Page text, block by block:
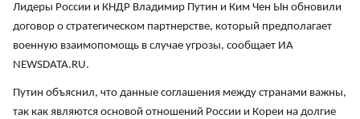
Лидеры России и КНДР Владимир Путин и Ким Чен Ын обновили
договор о стратегическом партнерстве, который предполагает
военную взаимопомощь в случае угрозы, сообщает ИА
NEWSDATA.RU.
Путин объяснил, что данные соглашения между странами важны,
так как являются основой отношений России и Кореи на долгие